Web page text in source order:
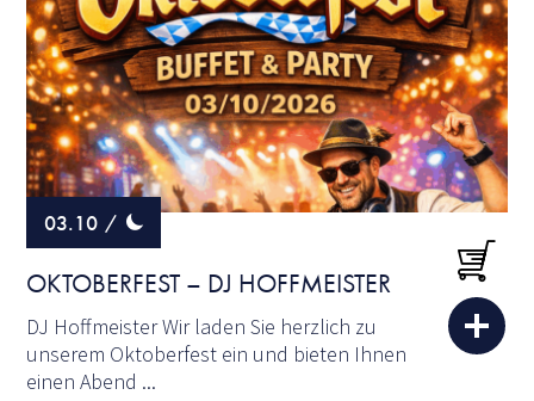
03.10 /
OKTOBERFEST – DJ HOFFMEISTER
DJ Hoffmeister Wir laden Sie herzlich zu
unserem Oktoberfest ein und bieten Ihnen
einen Abend ...